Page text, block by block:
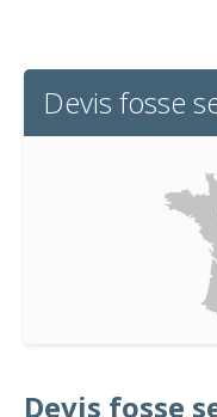
Devis fosse
Devis fosse